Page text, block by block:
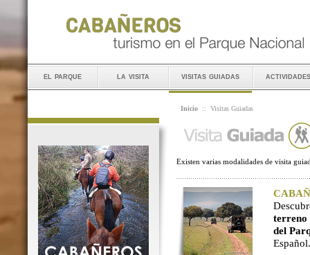
el parque la visita visitas guiadas actividades
Inicio :: Visitas Guiadas
Existen varias modalidades de visita
terreno
del
Español.